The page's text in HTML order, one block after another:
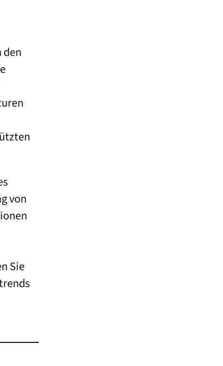
von
Sie